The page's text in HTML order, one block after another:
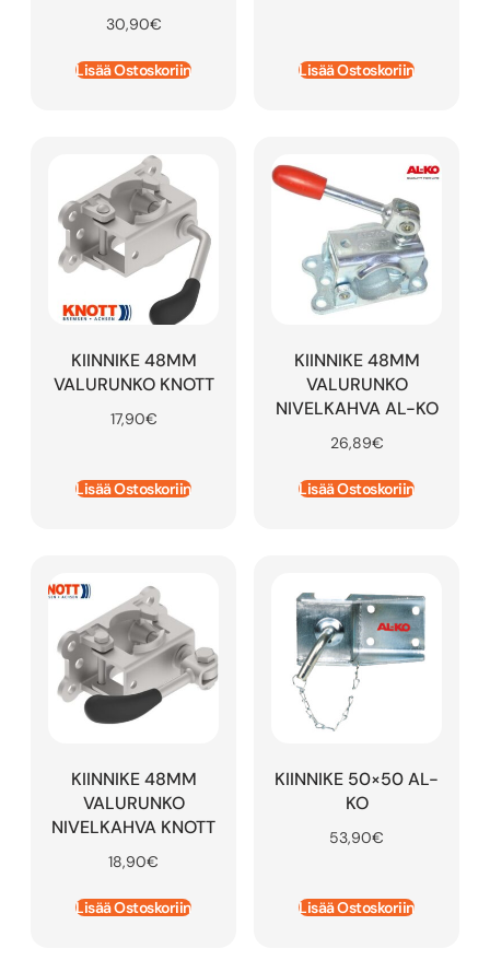
30,90€
Lisää Ostoskoriin Lisää Ostoskoriin
KIINNIKE 48MM
VALURUNKO KNOTT
17,90€
Lisää Ostoskoriin
KIINNIKE 48MM
VALURUNKO
NIVELKAHVA AL-KO
26,89€
Lisää Ostoskoriin
KIINNIKE 48MM
VALURUNKO
NIVELKAHVA KNOTT
18,90€
Lisää Ostoskoriin
KIINNIKE 50×50 AL-
KO
53,90€
Lisää Ostoskoriin